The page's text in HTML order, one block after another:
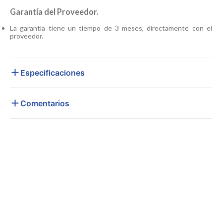
Garantía del Proveedor.
La garantía tiene un tiempo de 3 meses, directamente con el
proveedor.
Especificaciones
Comentarios